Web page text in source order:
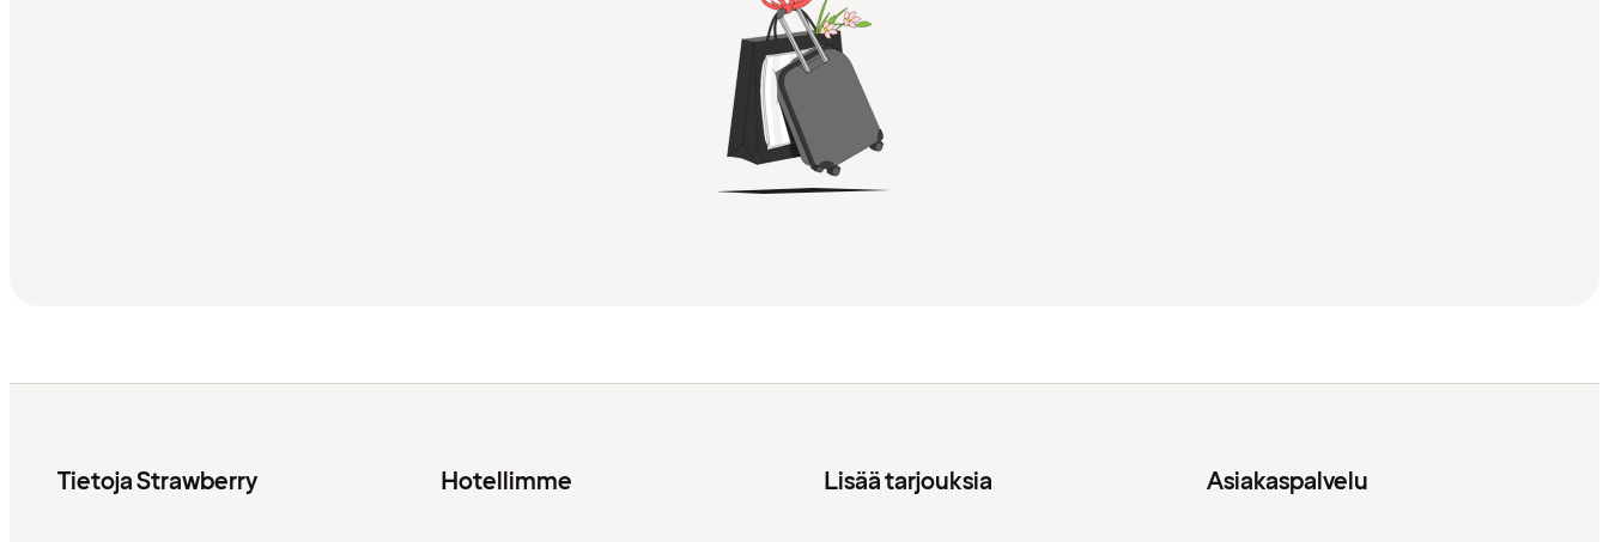
Tietoja Strawberry Hotellimme Lisää tarjouksia Asiakaspalvelu